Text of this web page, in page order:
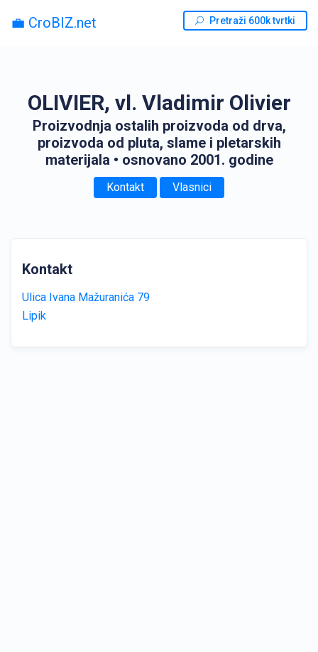
💼 CroBIZ.net Pretraži 600k tvrtki
OLIVIER, vl. Vladimir Olivier
Proizvodnja ostalih proizvoda od drva,
proizvoda od pluta, slame i pletarskih
materijala • osnovano 2001. godine
Kontakt Vlasnici
Kontakt
Ulica Ivana Mažuranića 79
Lipik